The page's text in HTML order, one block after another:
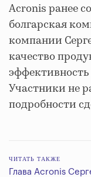
Acronis ранее
болгарская
компании
качество
Участники не
подробности
ЧИТАТЬ ТАКЖЕ
Глава Acronis